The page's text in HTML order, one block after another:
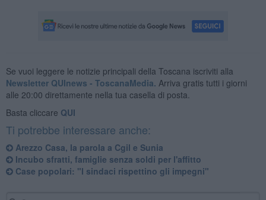
Se vuoi leggere le notizie principali della Toscana iscriviti alla
Newsletter QUInews - ToscanaMedia. Arriva gratis tutti i giorni
alle 20:00 direttamente nella tua casella di posta.
Basta cliccare QUI
Ti potrebbe interessare anche:
Arezzo Casa, la parola a Cgil e Sunia
Incubo sfratti, famiglie senza soldi per l'affitto
Case popolari: "I sindaci rispettino gli impegni"